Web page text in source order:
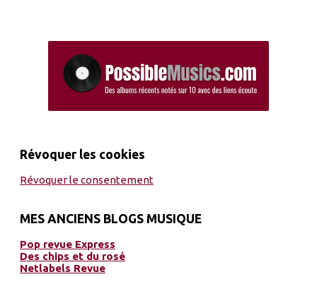
Révoquer les cookies
Révoquer le consentement
MES ANCIENS BLOGS MUSIQUE
Pop revue Express
Des chips et du rosé
Netlabels Revue